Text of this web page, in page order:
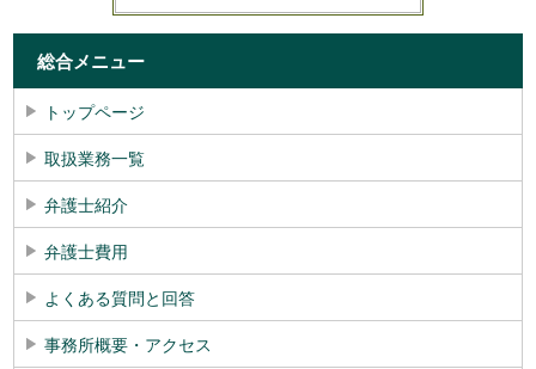
総合メニュー
トップページ
取扱業務一覧
弁護士紹介
弁護士費用
よくある質問と回答
事務所概要・アクセス